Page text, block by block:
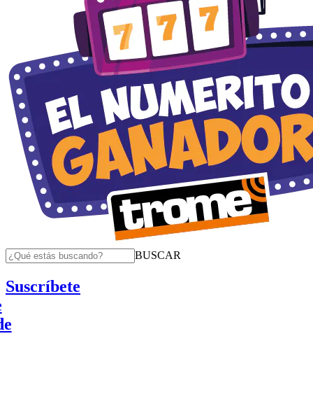
BUSCAR
Suscríbete